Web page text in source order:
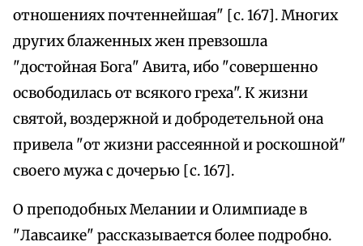
отношениях почтеннейшая" [с. 167]. Многих
других блаженных жен превзошла
"достойная Бога" Авита, ибо "совершенно
освободилась от всякого греха". К жизни
святой, воздержной и добродетельной она
привела "от жизни рассеянной и роскошной"
своего мужа с дочерью [с. 167].
О преподобных Мелании и Олимпиаде в
"Лавсаике" рассказывается более подробно.